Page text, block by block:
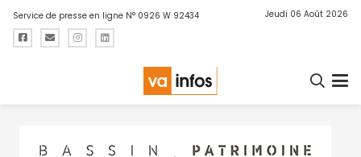
Service de presse en ligne N° 0926 W 92434 Jeudi 06 Août 2026